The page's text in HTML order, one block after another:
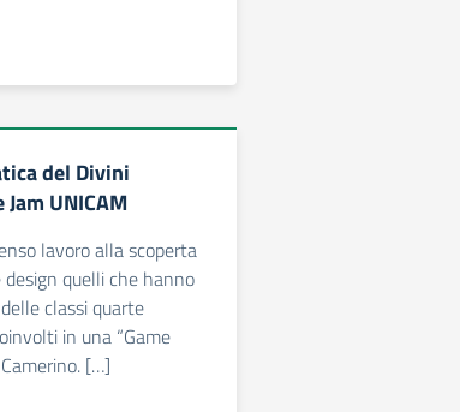
del Divini
UNICAM
lavoro alla scoperta
quelli che hanno
classi quarte
in una “Game
[…]